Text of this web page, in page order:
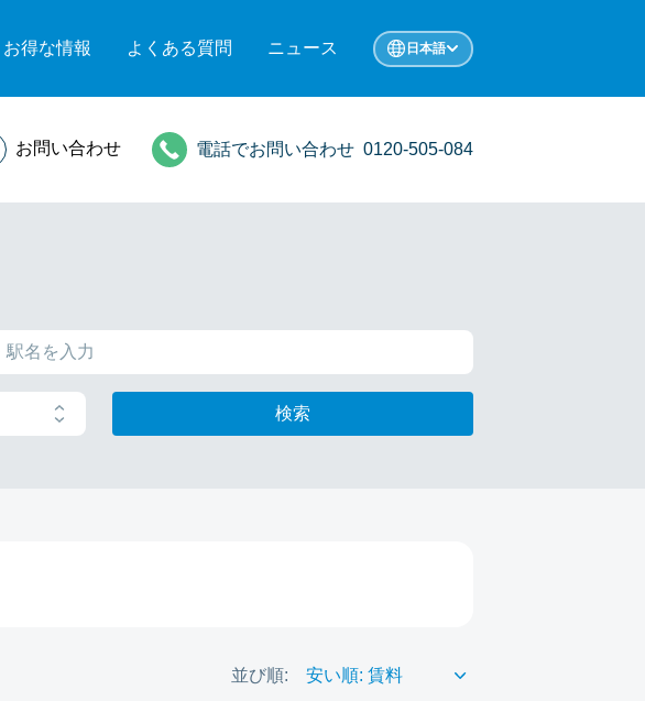
お得な情報 よくある質問 ニュース 日本語
お問い合わせ 電話でお問い合わせ 0120-505-084
検索
並び順: